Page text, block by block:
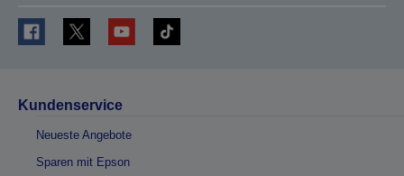
Kundenservice
Neueste Angebote
Sparen mit Epson